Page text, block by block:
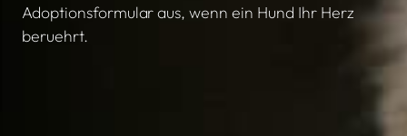
Adoptionsformular aus, wenn ein Hund Ihr Herz
beruehrt.